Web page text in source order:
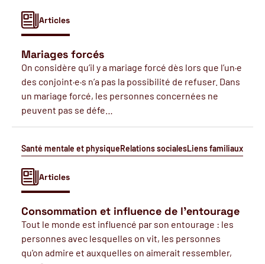
Articles
Mariages forcés
On considère qu’il y a mariage forcé dès lors que l’un·e
des conjoint·e·s n’a pas la possibilité de refuser. Dans
un mariage forcé, les personnes concernées ne
peuvent pas se défe…
Santé mentale et physiqueRelations socialesLiens familiaux
Articles
Consommation et influence de l'entourage
Tout le monde est influencé par son entourage : les
personnes avec lesquelles on vit, les personnes
qu'on admire et auxquelles on aimerait ressembler,